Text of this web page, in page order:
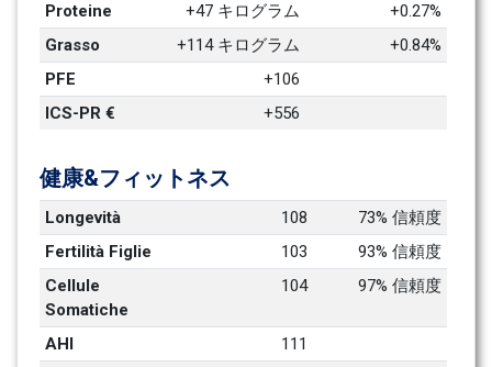
Proteine
+47 キログラム
+0.27%
Grasso
+114 キログラム
+0.84%
PFE
+106
ICS-PR €
+556
健康&フィットネス
Longevità 108
73% 信頼度
Fertilità Figlie
103
93% 信頼度
Cellule
Somatiche
104 97% 信頼度
AHI
111